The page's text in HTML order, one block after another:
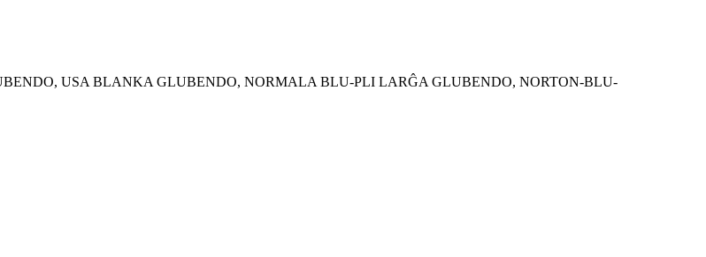
USA BLANKA GLUBENDO, NORMALA BLU-PLI LARĜA GLUBENDO, NORTON-BLU-